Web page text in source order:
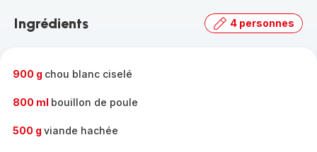
gamme
Ingrédients 4 personnes
900 g chou blanc ciselé
800 ml bouillon de poule
500 g viande hachée